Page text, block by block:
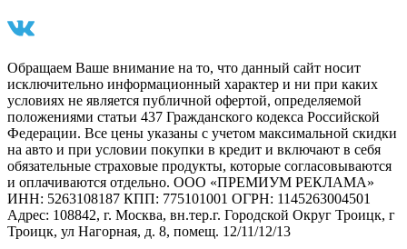
Обращаем Ваше внимание на то, что данный сайт носит
исключительно информационный характер и ни при каких
условиях не является публичной офертой, определяемой
положениями статьи 437 Гражданского кодекса Российской
Федерации. Все цены указаны с учетом максимальной скидки
на авто и при условии покупки в кредит и включают в себя
обязательные страховые продукты, которые согласовываются
и оплачиваются отдельно. ООО «ПРЕМИУМ РЕКЛАМА»
ИНН: 5263108187 КПП: 775101001 ОГРН: 1145263004501
Адрес: 108842, г. Москва, вн.тер.г. Городской Округ Троицк, г
Троицк, ул Нагорная, д. 8, помещ. 12/11/12/13